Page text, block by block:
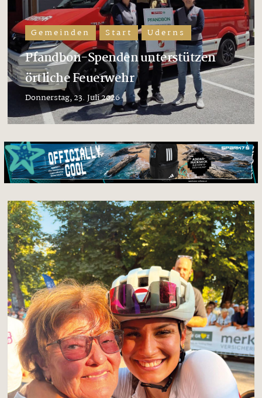
Gemeinden Start Uderns
Pfandbon-Spenden unterstützen
örtliche Feuerwehr
Donnerstag, 23. Juli 2026